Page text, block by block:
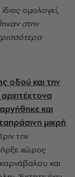
ομολογεί,
στην
οδού και την
και
μικρή
την
χώρος
και